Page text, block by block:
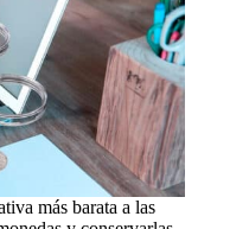
más barata a las